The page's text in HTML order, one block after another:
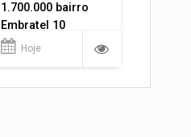
1.700.000 bairro
Embratel 10
apartamentos!
Hoje